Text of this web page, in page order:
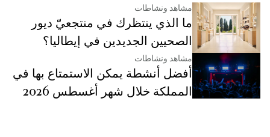
مشاهد ونشاطات
ما الذي ينتظرك في منتجعيّ ديور
الصحيين الجديدين في إيطاليا؟
مشاهد ونشاطات
أفضل أنشطة يمكن الاستمتاع بها في
المملكة خلال شهر أغسطس 2026